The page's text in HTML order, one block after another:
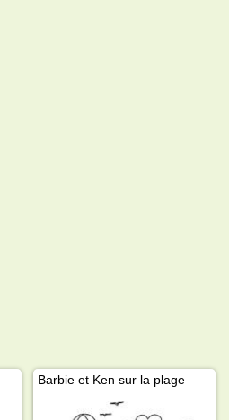
Barbie et Ken sur la plage